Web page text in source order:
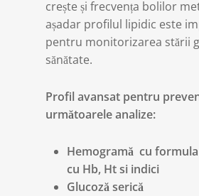
crește și frecvența bolilor
așadar profilul lipidic este
pentru monitorizarea stării
sănătate.
Profil avansat pentru
următoarele analize:
Hemogramă cu
cu Hb, Ht si indici
Glucoză serică